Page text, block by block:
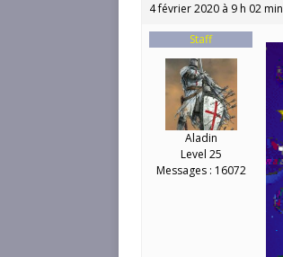
4 février 2020 à 9 h 02 min
Staff
Aladin
Level 25
Messages : 16072